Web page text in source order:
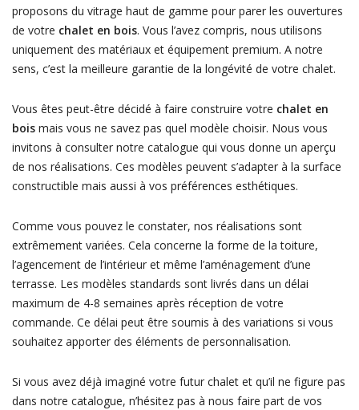
proposons du vitrage haut de gamme pour parer les ouvertures
de votre chalet en bois. Vous l’avez compris, nous utilisons
uniquement des matériaux et équipement premium. A notre
sens, c’est la meilleure garantie de la longévité de votre chalet.
Vous êtes peut-être décidé à faire construire votre chalet en
boismais vous ne savez pas quel modèle choisir. Nous vous
invitons à consulter notre catalogue qui vous donne un aperçu
de nos réalisations. Ces modèles peuvent s’adapter à la surface
constructible mais aussi à vos préférences esthétiques.
Comme vous pouvez le constater, nos réalisations sont
extrêmement variées. Cela concerne la forme de la toiture,
l’agencement de l’intérieur et même l’aménagement d’une
terrasse. Les modèles standards sont livrés dans un délai
maximum de 4-8 semaines après réception de votre
commande. Ce délai peut être soumis à des variations si vous
souhaitez apporter des éléments de personnalisation.
Si vous avez déjà imaginé votre futur chalet et qu’il ne figure pas
dans notre catalogue, n’hésitez pas à nous faire part de vos